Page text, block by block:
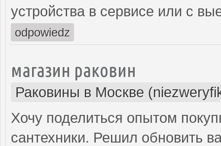
устройства в сервисе или с
odpowiedz
магазин раковин
Раковины в Москве
Хочу поделиться опытом
сантехники. Решил обновить